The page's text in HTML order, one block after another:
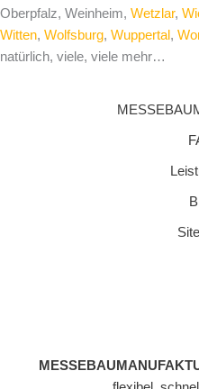
Oberpfalz, Weinheim, Wetzlar,
Witten, Wolfsburg, Wuppertal ,
natürlich, viele, viele mehr…